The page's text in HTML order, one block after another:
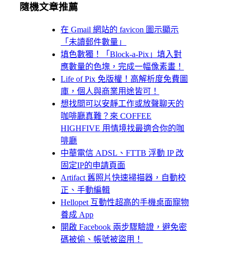
隨機文章推薦
在 Gmail 網站的 favicon 圖示顯示
「未讀郵件數量」
填色數獨！「Block-a-Pix」填入對
應數量的色塊，完成一幅像素畫！
Life of Pix 免版權！高解析度免費圖
庫，個人與商業用途皆可！
想找間可以安靜工作或放聲聊天的
咖啡廳真難？來 COFFEE
HIGHFIVE 用情境找最適合你的咖
啡廳
中華電信 ADSL、FTTB 浮動 IP 改
固定IP的申請頁面
Artifact 舊照片快速掃描器，自動校
正、手動編輯
Hellopet 互動性超高的手機桌面寵物
養成 App
開啟 Facebook 兩步驟驗證，避免密
碼被偷、帳號被盜用！